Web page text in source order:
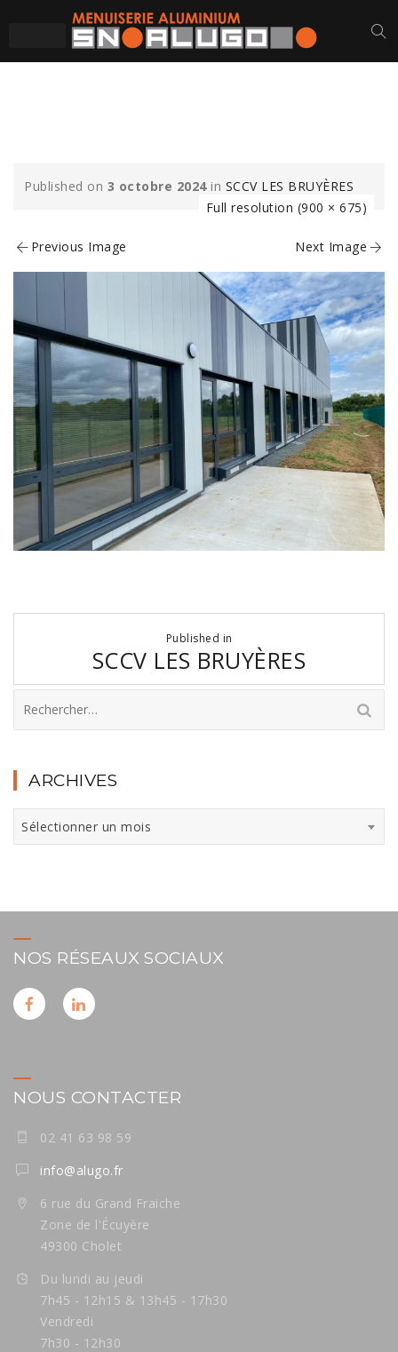
Published on 3 octobre 2024in SCCV LES BRUYÈRES
Full resolution (900 × 675)
Previous Image Next Image
l’article
Published in
SCCV LES BRUYÈRES
ARCHIVES
Sélectionner un mois
NOS RÉSEAUX SOCIAUX
NOUS CONTACTER
02 41 63 98 59
info@alugo.fr
6 rue du Grand Fraiche
Zone de l'Écuyère
49300 Cholet
Du lundi au jeudi
7h45 - 12h15 & 13h45 - 17h30
Vendredi
7h30 - 12h30